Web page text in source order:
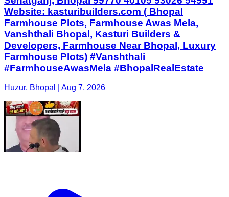
Website: kasturibuilders.com ( Bhopal
Farmhouse Plots, Farmhouse Awas Mela,
Vanshthali Bhopal, Kasturi Builders &
Developers, Farmhouse Near Bhopal, Luxury
Farmhouse Plots) #Vanshthali
#FarmhouseAwasMela #BhopalRealEstate
Huzur, Bhopal | Aug 7, 2026